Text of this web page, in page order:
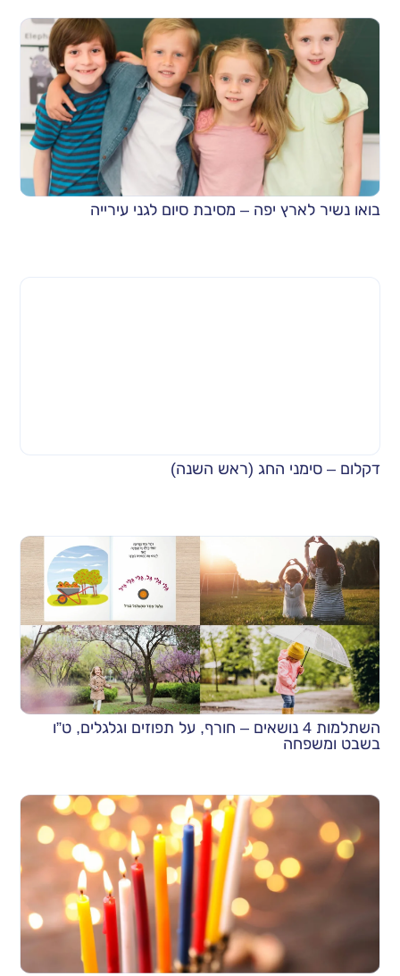
בואו נשיר לארץ יפה – מסיבת סיום לגני עירייה
דקלום – סימני החג (ראש השנה)
השתלמות 4 נושאים – חורף, על תפוזים וגלגלים, ט”ו
בשבט ומשפחה